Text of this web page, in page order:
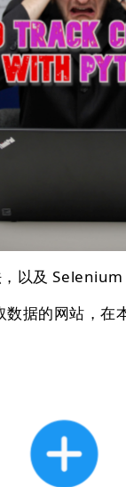
及 Selenium
的网站，在